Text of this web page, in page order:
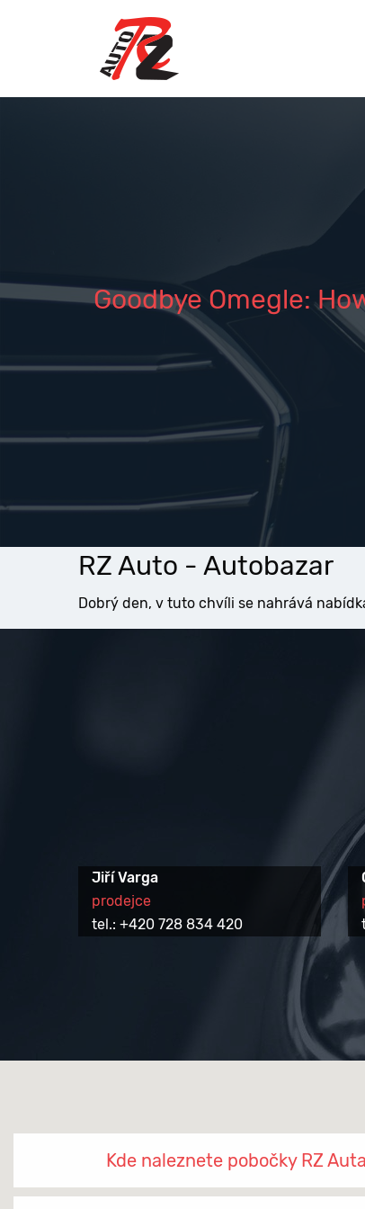
Goodbye Omegle:
RZ Auto - Autobazar
Dobrý den, v tuto chvíli se nahrává
Jiří Varga
prodejce
tel.: +420 728 834 420
Kde naleznete pobočky RZ